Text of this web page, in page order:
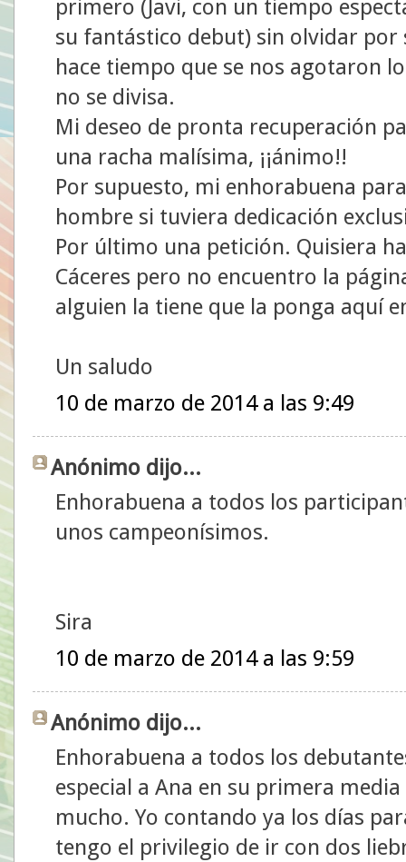
primero (Javi, con un tiempo
su fantástico debut) sin olvidar por
hace tiempo que se nos agotaron
no se divisa.
Mi deseo de pronta recuperación
una racha malísima, ¡¡ánimo!!
Por supuesto, mi enhorabuena
hombre si tuviera dedicación
Por último una petición. Quisiera
Cáceres pero no encuentro la
alguien la tiene que la ponga aquí
Un saludo
10 de marzo de 2014 a las 9:49
Anónimo dijo...
Enhorabuena a todos los
unos campeonísimos.
Sira
10 de marzo de 2014 a las 9:59
Anónimo dijo...
Enhorabuena a todos los
especial a Ana en su primera
mucho. Yo contando ya los días
tengo el privilegio de ir con dos